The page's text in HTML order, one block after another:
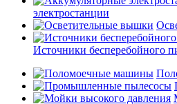
электростанции
Источники бесперебойного